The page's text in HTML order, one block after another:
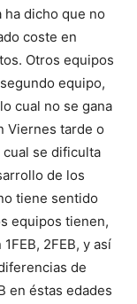
ha dicho que no
coste en
Otros equipos
equipo,
cual no se gana
Viernes tarde o
cual se dificulta
de los
tiene sentido
equipos tienen,
2FEB, y así
de
en éstas edades